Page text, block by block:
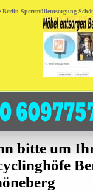
Sperrmüllentsorgung
bitte um